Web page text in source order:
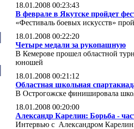
18.01.2008 00:23:43
В феврале в Якутске пройдет
«Фестиваль боевых искусств»
18.01.2008 00:22:20
Четыре медали за рукопашную
В Кемерове прошел областной
юношей
18.01.2008 00:21:12
Областная школьная
В Острогожске финишировала
18.01.2008 00:20:00
Александр Карелин: Борьба -
Интервью с Александром